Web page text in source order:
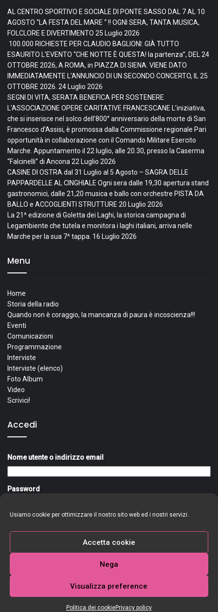
Usiamo cookie per ottimizzare il nostro sito web ed i nostri servizi.
Accetta cookie
Nega
Visualizza preference
Politica dei cookiePrivacy policy
AL CENTRO SPORTIVO E SOCIALE DI PONTE SASSO DAL 7 AL 10
AGOSTO “LA FESTA DEL MARE “ !! OGNI SERA, TANTA MUSICA,
FOLCLORE E DIVERTIMENTO 25 Luglio 2026
100.000 RICHIESTE PER CLAUDIO BAGLIONI: GIÀ TUTTO
ESAURITO L’EVENTO “CHE NOTTE È QUESTA! la partenza”, DEL 24
OTTOBRE 2026, A ROMA, in PIAZZA DI SIENA. VIENE DATO
IMMEDIATAMENTE L’ANNUNCIO DI UN SECONDO CONCERTO, IL 25
OTTOBRE 2026. 24 Luglio 2026
SEGNI DI VITA, SERATA BENEFICA PER SOSTENERE
L’ASSOCIAZIONE OPERE CARITATIVE FRANCESCANE L’iniziativa,
che si inserisce nel solco dell’800° anniversario della morte di San
Francesco d’Assisi, è promossa dalla Commissione regionale Pari
opportunità in collaborazione con il Comando Militare Esercito
Marche. Appuntamento il 22 luglio, alle 20.30, presso la Caserma
“Falcinelli” di Ancona 22 Luglio 2026
CASINE DI OSTRA dal 31 Luglio al 5 Agosto – SAGRA DELLE
PAPPARDELLE AL CINGHIALE Ogni sera dalle 19,30 apertura stand
gastronomici, dalle 21,20 musica e ballo con orchestre PISTA DA
BALLO e ACCOGLIENTI STRUTTURE 20 Luglio 2026
La 21^ edizione di Goletta dei Laghi, la storica campagna di
Legambiente che tutela e monitora i laghi italiani, arriva nelle
Marche per la sua 7^ tappa. 16 Luglio 2026
Menu
Home
Storia della radio
Quando non è coraggio, la mancanza di paura è incoscienza!!!
Eventi
Comunicazioni
Programmazione
Interviste
Interviste (elenco)
Foto Album
Video
Scrivici!
Accedi
Nome utente o indirizzo email
Password
Ricordami
Copyright @New Radio Star Srl. -